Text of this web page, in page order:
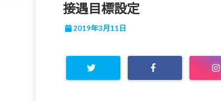
接遇目標設定
2019年3月11日